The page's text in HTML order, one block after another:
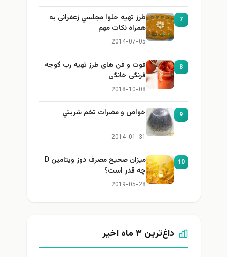
7
طرز تهيه حلوا مجلسي زعفراني به
همراه نكات مهم
2014-07-05
8
فوت و فن های طرز تهیه رب گوجه
فرنگی خانگی
2018-10-08
9 خواص و مضرات تخم شربتي
2014-01-31
10
میزان صحیح مصرف دوز ویتامین D
چه قدر است؟
2019-05-28
داغ‌ترین ۳ ماه اخیر